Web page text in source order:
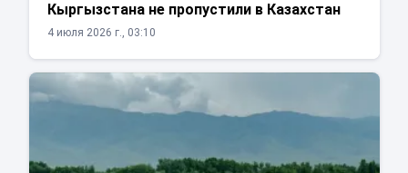
Кыргызстана не пропустили в Казахстан
4 июля 2026 г., 03:10